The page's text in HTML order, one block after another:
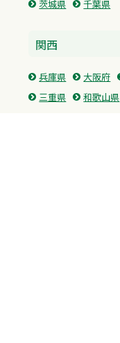
茨城県
千葉県
関西
兵庫県 大阪府
三重県
和歌山県